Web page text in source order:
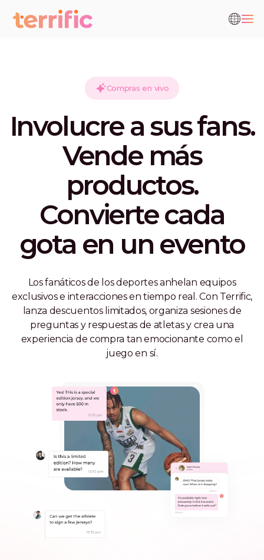
Compras en vivo
Involucre a sus fans.
Vende más
productos.
Convierte cada
gota en un evento
Los fanáticos de los deportes anhelan equipos
exclusivos e interacciones en tiempo real. Con Terrific,
lanza descuentos limitados, organiza sesiones de
preguntas y respuestas de atletas y crea una
experiencia de compra tan emocionante como el
juego en sí.